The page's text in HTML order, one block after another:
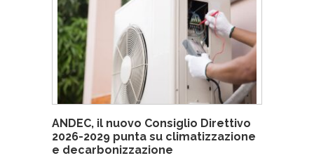
ANDEC, il nuovo Consiglio Direttivo
2026-2029 punta su climatizzazione
e decarbonizzazione